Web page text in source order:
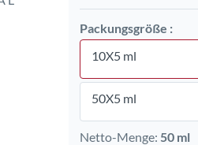
Packungsgröße :
10X5 ml
50X5 ml
Netto-Menge: 50 ml